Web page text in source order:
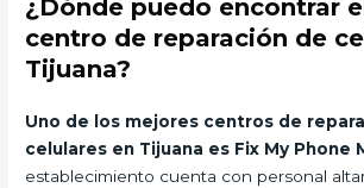
¿Dónde puedo encontrar
centro de reparación de
Tijuana?
Uno de los mejores centros de
celulares en Tijuana es Fix My Phone
establecimiento cuenta con personal